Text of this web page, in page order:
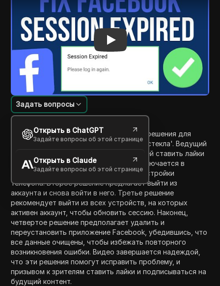
Введение в содержание
Задать вопросы
Открыть в ChatGPT
Задайте вопросы об этой странице
Открыть в Claude
Задайте вопросы об этой странице
Этот видеоурок представляет четыре решения для
устранения ошибки 'Сессия Facebook истекла'. Ведущий
начинает с того, что призывает зрителей ставить лайки
и делиться видео. Первое решение заключается в
очистке кеш-файлов Facebook через настройки
телефона. Второе решение предлагает выйти из
аккаунта и снова войти в него. Третье решение
рекомендует выйти из всех устройств, на которых
активен аккаунт, чтобы обновить сессию. Наконец,
четвертое решение предполагает удалить и
переустановить приложение Facebook, убедившись, что
все данные очищены, чтобы избежать повторного
возникновения ошибки. Видео завершается надеждой,
что эти решения помогут исправить проблему, и
призывом к зрителям ставить лайки и подписываться на
будущий контент.